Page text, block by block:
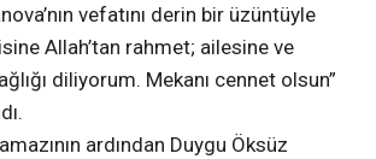
vefatını derin bir üzüntüyle
Allah’tan rahmet; ailesine ve
diliyorum. Mekanı cennet olsun”
ardından Duygu Öksüz